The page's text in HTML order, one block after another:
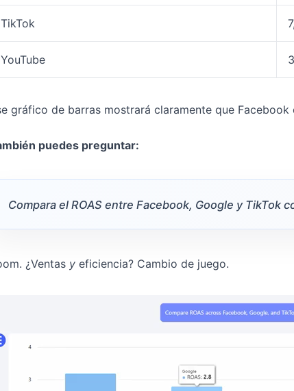
TikTok
YouTube
gráfico de barras mostrará claramente que
puedes preguntar:
Compara el ROAS entre Facebook, Google y TikTok
¿Ventas y eficiencia? Cambio de juego.